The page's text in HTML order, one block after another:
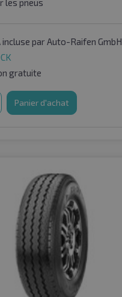
les pneus
incluse par Auto-Raifen GmbH
gratuite
Panier d'achat